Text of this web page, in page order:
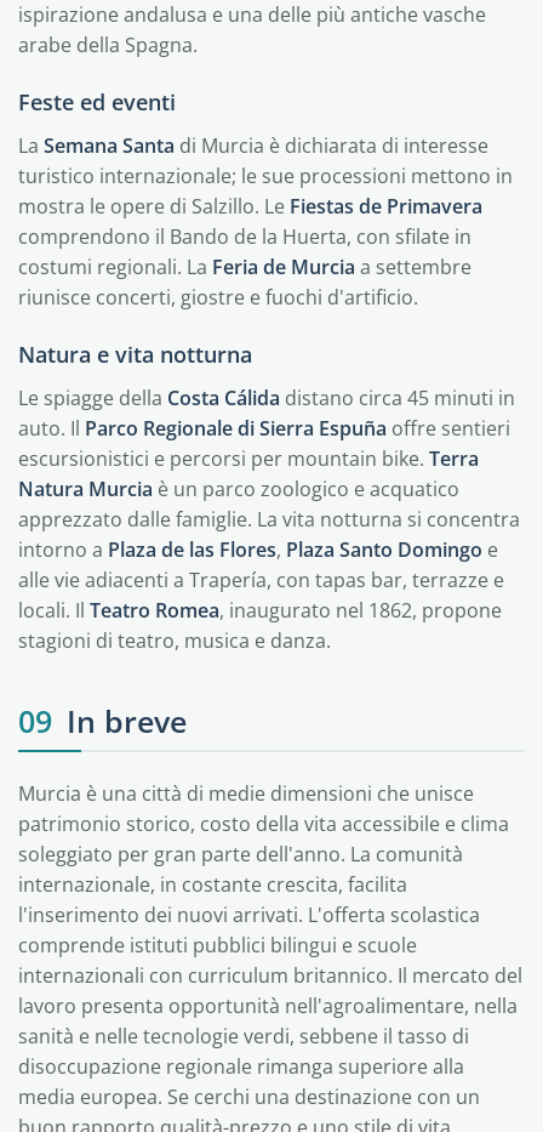
ispirazione andalusa e una delle più antiche vasche
arabe della Spagna.
Feste ed eventi
La Semana Santa di Murcia è dichiarata di interesse
turistico internazionale; le sue processioni mettono in
mostra le opere di Salzillo. Le Fiestas de Primavera
comprendono il Bando de la Huerta, con sfilate in
costumi regionali. La Feria de Murcia a settembre
riunisce concerti, giostre e fuochi d'artificio.
Natura e vita notturna
Le spiagge della Costa Cálida distano circa 45 minuti in
auto. Il Parco Regionale di Sierra Espuña offre sentieri
escursionistici e percorsi per mountain bike. Terra
Natura Murcia è un parco zoologico e acquatico
apprezzato dalle famiglie. La vita notturna si concentra
intorno a Plaza de las Flores, Plaza Santo Domingo e
alle vie adiacenti a Trapería, con tapas bar, terrazze e
locali. Il Teatro Romea, inaugurato nel 1862, propone
stagioni di teatro, musica e danza.
09 In breve
Murcia è una città di medie dimensioni che unisce
patrimonio storico, costo della vita accessibile e clima
soleggiato per gran parte dell'anno. La comunità
internazionale, in costante crescita, facilita
l'inserimento dei nuovi arrivati. L'offerta scolastica
comprende istituti pubblici bilingui e scuole
internazionali con curriculum britannico. Il mercato del
lavoro presenta opportunità nell'agroalimentare, nella
sanità e nelle tecnologie verdi, sebbene il tasso di
disoccupazione regionale rimanga superiore alla
media europea. Se cerchi una destinazione con un